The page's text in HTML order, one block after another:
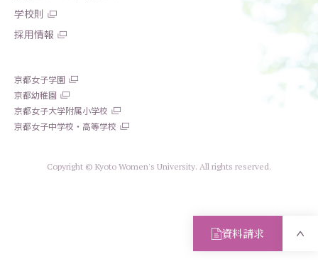
学校則
採用情報
京都女子学園
京都幼稚園
京都女子大学附属小学校
京都女子中学校・高等学校
Copyright © Kyoto Women's University. All rights reserved.
資料請求